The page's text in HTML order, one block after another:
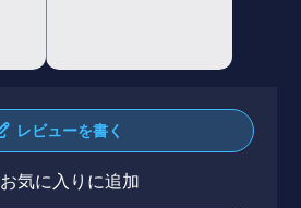
レビューを書く
お気に入りに追加